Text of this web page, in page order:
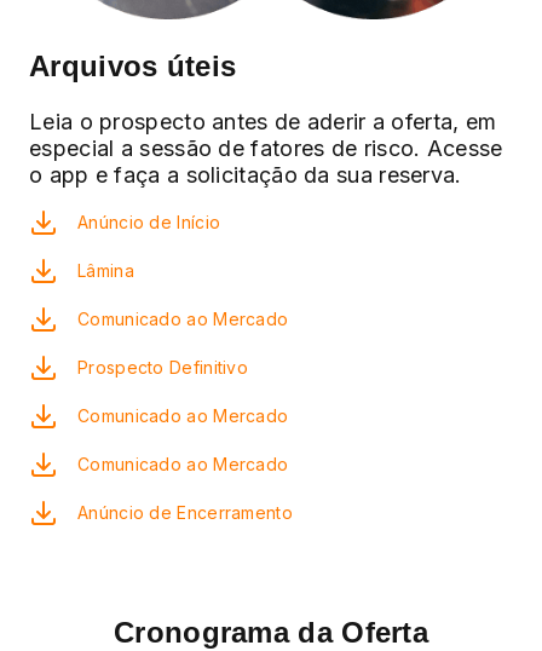
Arquivos úteis
Leia o prospecto antes de aderir a oferta, em
especial a sessão de fatores de risco. Acesse
o app e faça a solicitação da sua reserva.
Anúncio de Início
Lâmina
Comunicado ao Mercado
Prospecto Definitivo
Comunicado ao Mercado
Comunicado ao Mercado
Anúncio de Encerramento
Cronograma da Oferta